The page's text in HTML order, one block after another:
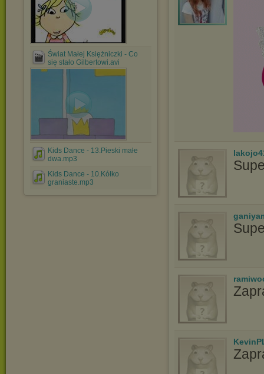
Świat Małej Księżniczki - Co
się stało Gilbertowi.avi
Kids Dance - 13.Pieski małe
dwa.mp3
Kids Dance - 10.Kółko
graniaste.mp3